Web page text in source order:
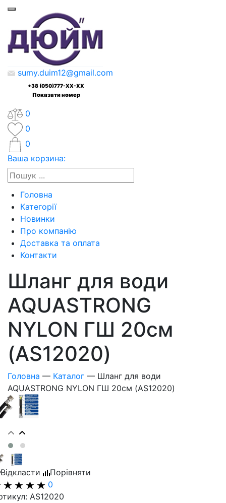
sumy.duim12@gmail.com
+38 (050)777-XX-XX
Показати номер
0
0
0
Ваша корзина:
Головна
Категорії
Новинки
Про компанію
Доставка та оплата
Контакти
Шланг для води
AQUASTRONG
NYLON ГШ 20см
(AS12020)
Головна — Каталог — Шланг для води
AQUASTRONG NYLON ГШ 20см (AS12020)
Відкласти
Порівняти
0
AS12020